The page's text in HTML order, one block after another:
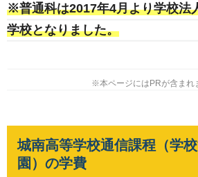
※普通科は2017年4月より学校法
学校となりました。
※本ページにはPRが含まれ
城南高等学校通信課程（学
園）の学費